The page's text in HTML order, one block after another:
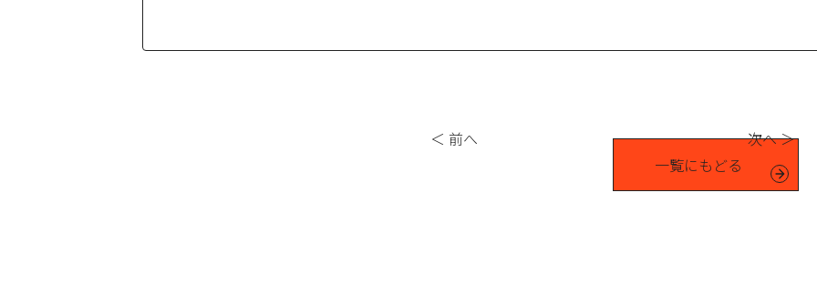
＜ 前へ
一覧にもどる
次へ ＞